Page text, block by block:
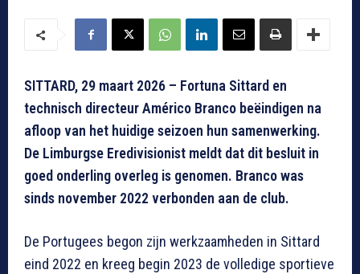
SITTARD, 29 maart 2026 – Fortuna Sittard en
technisch directeur Américo Branco beëindigen na
afloop van het huidige seizoen hun samenwerking.
De Limburgse Eredivisionist meldt dat dit besluit in
goed onderling overleg is genomen. Branco was
sinds november 2022 verbonden aan de club.
De Portugees begon zijn werkzaamheden in Sittard
eind 2022 en kreeg begin 2023 de volledige sportieve